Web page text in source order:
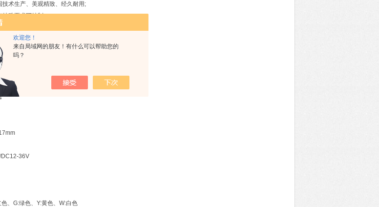
欢迎您！
来自局域网的朋友！有什么可以帮助您的
吗？
术生产、美观精致、经久耐用;
特殊要求可特制;
标准要求。
DC12-36V
、G:绿色、Y:黄色、W:白色